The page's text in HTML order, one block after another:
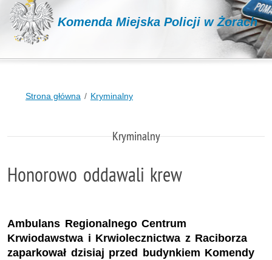
Komenda Miejska Policji w Żorach
Strona główna Kryminalny
Kryminalny
Honorowo oddawali krew
Ambulans Regionalnego Centrum
Krwiodawstwa i Krwiolecznictwa z Raciborza
zaparkował dzisiaj przed budynkiem Komendy